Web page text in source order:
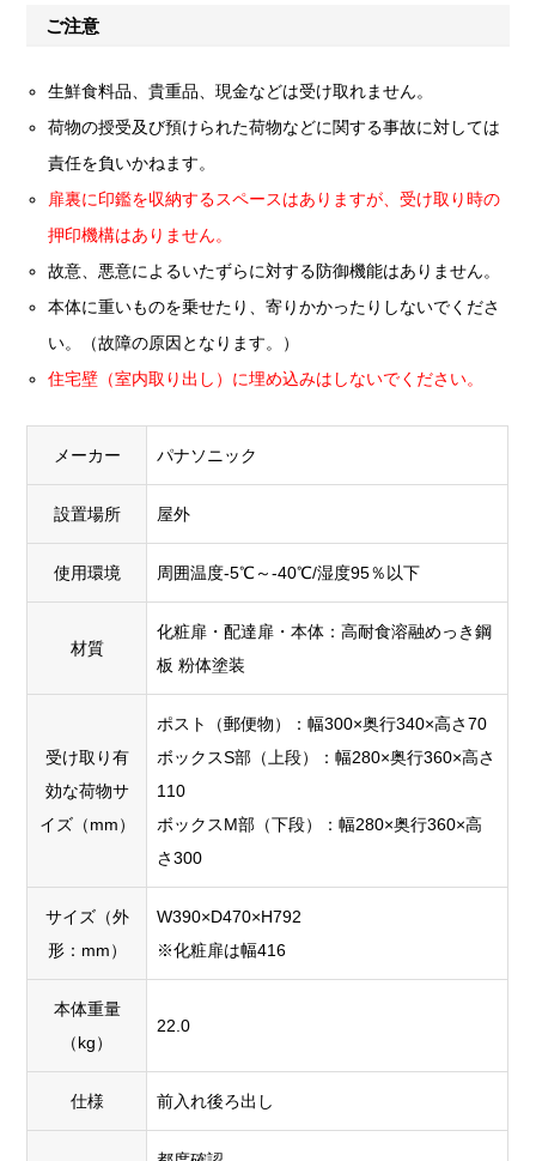
ご注意
生鮮食料品、貴重品、現金などは受け取れません。
荷物の授受及び預けられた荷物などに関する事故に対しては
責任を負いかねます。
扉裏に印鑑を収納するスペースはありますが、受け取り時の
押印機構はありません。
故意、悪意によるいたずらに対する防御機能はありません。
本体に重いものを乗せたり、寄りかかったりしないでくださ
い。（故障の原因となります。）
住宅壁（室内取り出し）に埋め込みはしないでください。
メーカー パナソニック
設置場所 屋外
使用環境 周囲温度-5℃～-40℃/湿度95％以下
材質
化粧扉・配達扉・本体：高耐食溶融めっき鋼
板 粉体塗装
受け取り有
効な荷物サ
イズ（mm）
ポスト（郵便物）：幅300×奥行340×高さ70
ボックスS部（上段）：幅280×奥行360×高さ
110
ボックスM部（下段）：幅280×奥行360×高
さ300
サイズ（外
形：mm）
W390×D470×H792
※化粧扉は幅416
本体重量
（kg）
22.0
仕様 前入れ後ろ出し